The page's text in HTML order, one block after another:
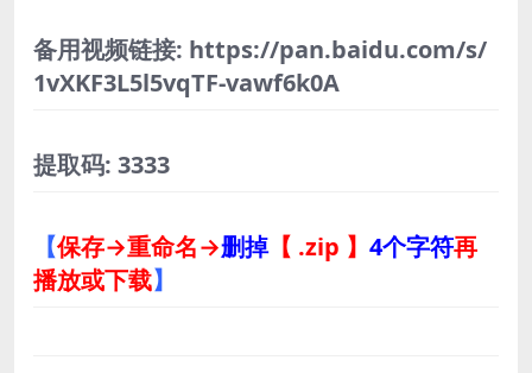
备用视频链接: https://pan.baidu.com/s/
1vXKF3L5l5vqTF-vawf6k0A
提取码: 3333
【保存→重命名→删掉【 .zip 】 4个字符再
播放或下载】